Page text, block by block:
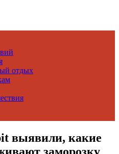
отдых
выявили, какие